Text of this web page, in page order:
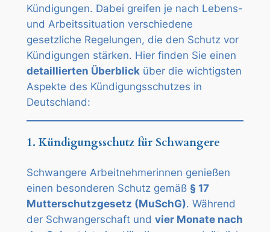
Kündigungen. Dabei greifen je nach Lebens-
und Arbeitssituation verschiedene
gesetzliche Regelungen, die den Schutz vor
Kündigungen stärken. Hier finden Sie einen
detaillierten Überblicküber die wichtigsten
Aspekte des Kündigungsschutzes in
Deutschland:
1. Kündigungsschutz für Schwangere
Schwangere Arbeitnehmerinnen genießen
einen besonderen Schutz gemäß § 17
Mutterschutzgesetz (MuSchG). Während
der Schwangerschaft und vier Monate nach